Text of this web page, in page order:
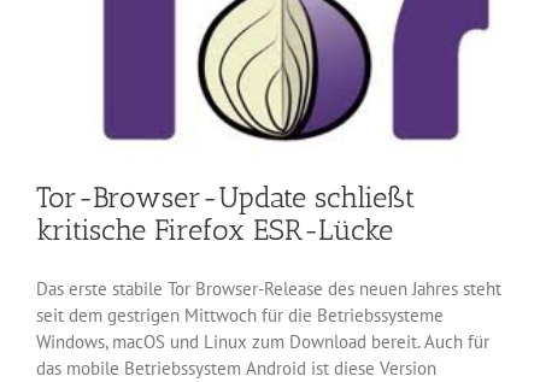
Tor-Browser-Update schließt
kritische Firefox ESR-Lücke
Das erste stabile Tor Browser-Release des neuen Jahres steht
seit dem gestrigen Mittwoch für die Betriebssysteme
Windows, macOS und Linux zum Download bereit. Auch für
das mobile Betriebssystem Android ist diese Version